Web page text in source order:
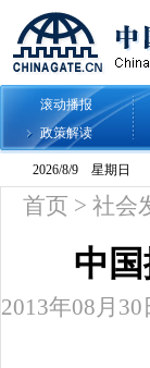
滚动播报
政策解读
首页 > 社会
中
2013年08月